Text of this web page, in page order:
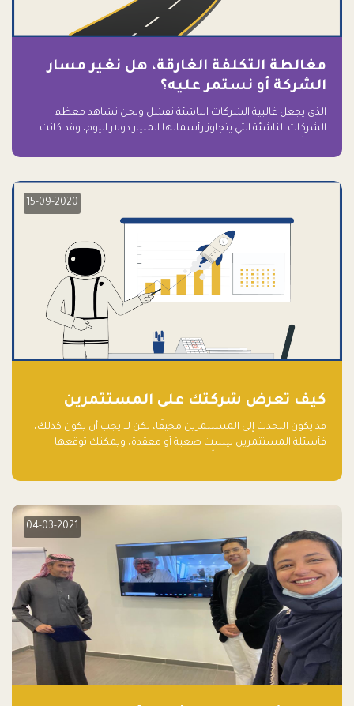
مغالطة التكلفة الغارقة، هل نغير مسار
الشركة أو نستمر عليه؟
الذي يجعل غالبية الشركات الناشئة تفشل ونحن نشاهد معظم
الشركات الناشئة التي يتجاوز رأسمالها المليار دولار اليوم، وقد كانت
15-09-2020
كيف تعرض شركتك على المستثمرين
قد يكون التحدث إلى المستثمرين مخيفًا، لكن لا يجب أن يكون كذلك،
فأسئلة المستثمرين ليست صعبة أو معقدة، ويمكنك توقعها
04-03-2021